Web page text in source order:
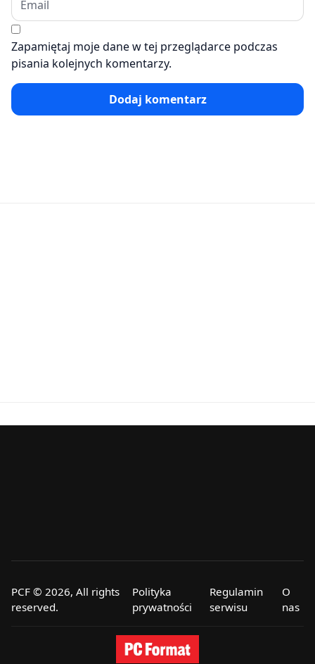
Zapamiętaj moje dane w tej przeglądarce podczas
pisania kolejnych komentarzy.
Dodaj komentarz
PCF © 2026, All rights
reserved.
Polityka
prywatności
Regulamin
serwisu
O
nas